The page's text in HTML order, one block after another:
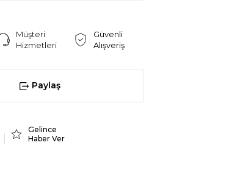
Müşteri
Hizmetleri
Güvenli
Alışveriş
Paylaş
Gelince
Haber Ver